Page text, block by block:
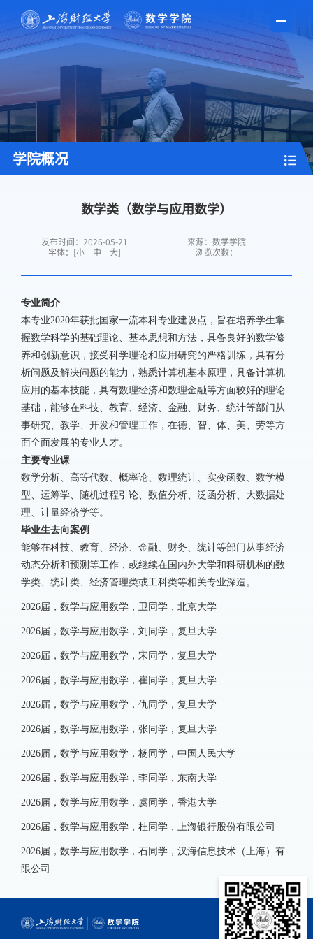
学院概况
数学类（数学与应用数学）
发布时间：2026-05-21
来源：数学学院
字体：[小 中 大] 浏览次数：
专业简介
本专业2020年获批国家一流本科专业建设点，旨在培养学生掌
握数学科学的基础理论、基本思想和方法，具备良好的数学修
养和创新意识，接受科学理论和应用研究的严格训练，具有分
析问题及解决问题的能力，熟悉计算机基本原理，具备计算机
应用的基本技能，具有数理经济和数理金融等方面较好的理论
基础，能够在科技、教育、经济、金融、财务、统计等部门从
事研究、教学、开发和管理工作，在德、智、体、美、劳等方
面全面发展的专业人才。
主要专业课
数学分析、高等代数、概率论、数理统计、实变函数、数学模
型、运筹学、随机过程引论、数值分析、泛函分析、大数据处
理、计量经济学等。
毕业生去向案例
能够在科技、教育、经济、金融、财务、统计等部门从事经济
动态分析和预测等工作，或继续在国内外大学和科研机构的数
学类、统计类、经济管理类或工科类等相关专业深造。
2026届，数学与应用数学，卫同学，北京大学
2026届，数学与应用数学，刘同学，复旦大学
2026届，数学与应用数学，宋同学，复旦大学
2026届，数学与应用数学，崔同学，复旦大学
2026届，数学与应用数学，仇同学，复旦大学
2026届，数学与应用数学，张同学，复旦大学
2026届，数学与应用数学，杨同学，中国人民大学
2026届，数学与应用数学，李同学，东南大学
2026届，数学与应用数学，虞同学，香港大学
2026届，数学与应用数学，杜同学，上海银行股份有限公司
2026届，数学与应用数学，石同学，汉海信息技术（上海）有
限公司